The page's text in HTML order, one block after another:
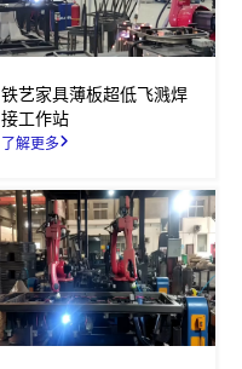
铁艺家具薄板超低飞溅焊
接工作站
了解更多